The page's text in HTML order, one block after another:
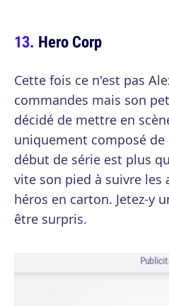
Hero Corp
Cette fois ce n'est pas
commandes mais son
décidé de mettre en
uniquement composé de
début de série est plus
vite son pied à suivre les
héros en carton. Jetez-y
être surpris.